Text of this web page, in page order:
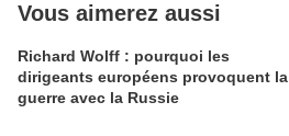
Vous aimerez aussi
Richard Wolff : pourquoi les
dirigeants européens provoquent la
guerre avec la Russie